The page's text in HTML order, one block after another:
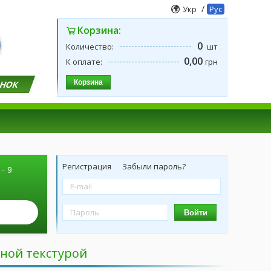
Укр / Рус
Корзина:
Количество: 0 шт
К оплате:
0,00 грн
Корзина
9
Регистрация Забыли пароль?
Войти
текстурой